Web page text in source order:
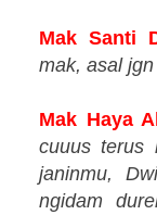
Mak Santi
mak, asal
Mak Haya
cuuus terus
janinmu,
ngidam